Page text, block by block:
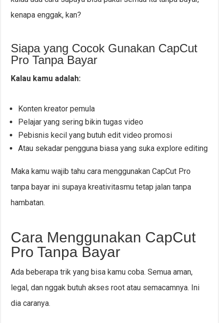
kenapa enggak, kan?
Siapa yang Cocok Gunakan CapCut
Pro Tanpa Bayar
Kalau kamu adalah:
Konten kreator pemula
Pelajar yang sering bikin tugas video
Pebisnis kecil yang butuh edit video promosi
Atau sekadar pengguna biasa yang suka explore editing
Maka kamu wajib tahu cara menggunakan CapCut Pro
tanpa bayar ini supaya kreativitasmu tetap jalan tanpa
hambatan.
Cara Menggunakan CapCut
Pro Tanpa Bayar
Ada beberapa trik yang bisa kamu coba. Semua aman,
legal, dan nggak butuh akses root atau semacamnya. Ini
dia caranya.